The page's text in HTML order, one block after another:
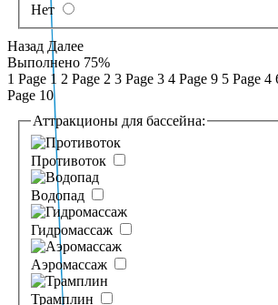
Нет
Назад Далее
Выполнено 75%
1 Page 1 2 Page 2 3 Page 3 4 Page 9 5 Page 4
Page 10
Аттракционы для бассейна:
Противоток
Водопад
Гидромассаж
Аэромассаж
Трамплин